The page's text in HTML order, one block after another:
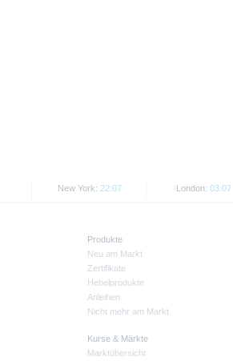
New York: 22:07 London: 03:07
Produkte
Neu am Markt
Zertifikate
Hebelprodukte
Anleihen
Nicht mehr am Markt
Kurse & Märkte
Marktübersicht